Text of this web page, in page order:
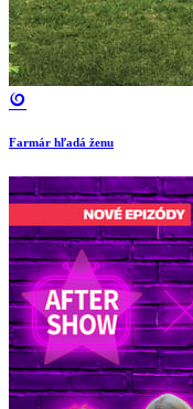
Farmár hľadá ženu